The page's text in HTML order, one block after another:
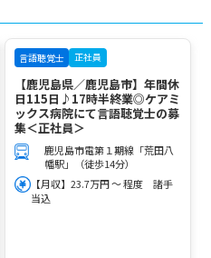
言語聴覚士 正社員
【鹿児島県／鹿児島市】年間休
日115日♪17時半終業◎ケアミ
ックス病院にて言語聴覚士の募
集＜正社員＞
鹿児島市電第１期線「荒田八
幡駅」（徒歩14分）
【月収】23.7万円 ～ 程度 諸手
当込